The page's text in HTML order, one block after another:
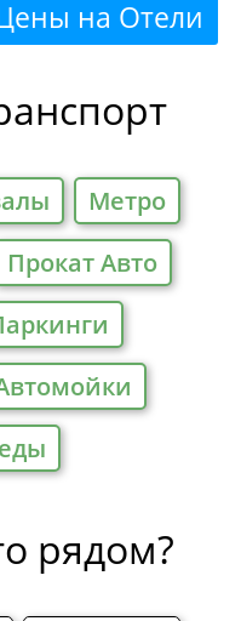
на Отели
Метро
Прокат Авто
рядом?